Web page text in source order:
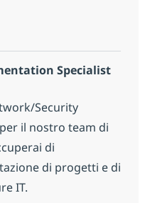
Specialist
Security
il nostro team di
di
di progetti e di
IT.